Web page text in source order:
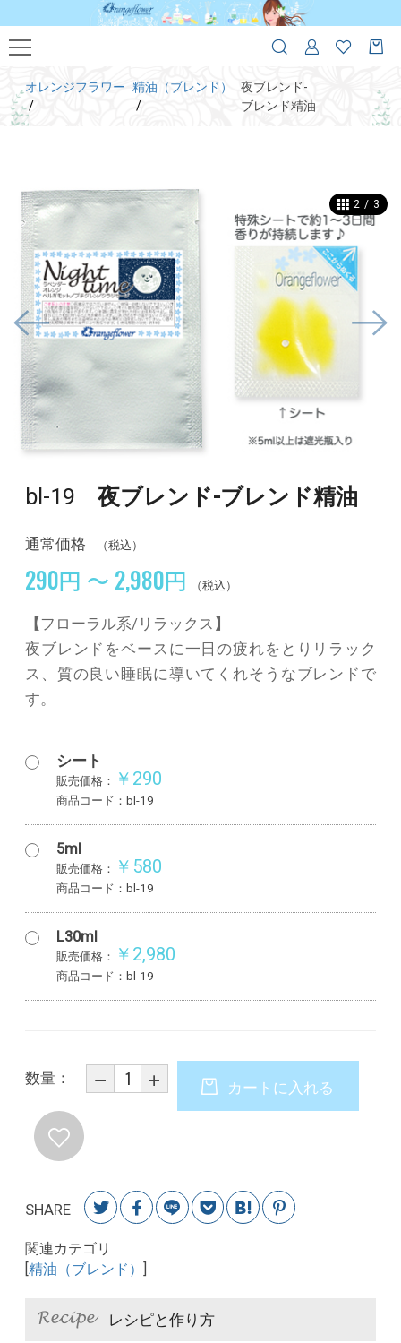
オレンジフラワー 精油（ブレンド）
夜ブレンド-
ブレンド精油
2 / 3
bl-19 夜ブレンド-ブレンド精油
通常価格 （税込）
290円 ～ 2,980円 （税込）
【フローラル系/リラックス 】
夜ブレンドをベースに一日の疲れをとりリラック
ス、質の良い睡眠に導いてくれそうなブレンドで
す。
シート
販売価格： ￥290
商品コード：bl-19
5ml
販売価格： ￥580
商品コード：bl-19
L30ml
販売価格： ￥2,980
商品コード：bl-19
数量：
カートに入れる
SHARE
関連カテゴリ
精油（ブレンド）
レシピと作り方